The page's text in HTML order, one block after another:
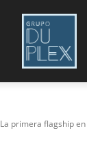
La primera flagship